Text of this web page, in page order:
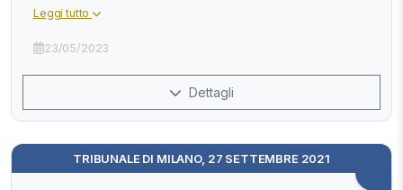
Leggi tutto
23/05/2023
Dettagli
TRIBUNALE DI MILANO, 27 SETTEMBRE 2021